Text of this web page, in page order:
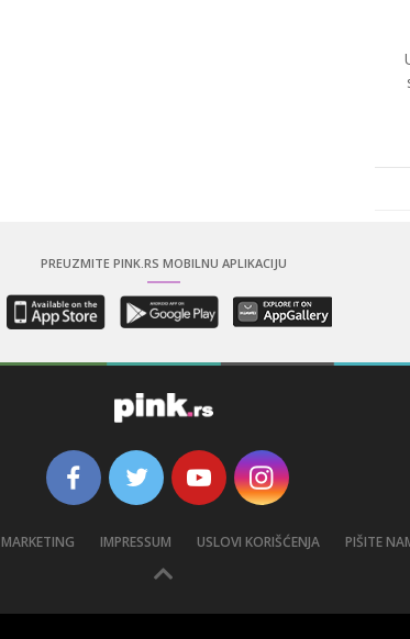
PREUZMITE PINK.RS MOBILNU APLIKACIJU
MARKETING IMPRESSUM USLOVI KORIŠĆENJA PIŠITE